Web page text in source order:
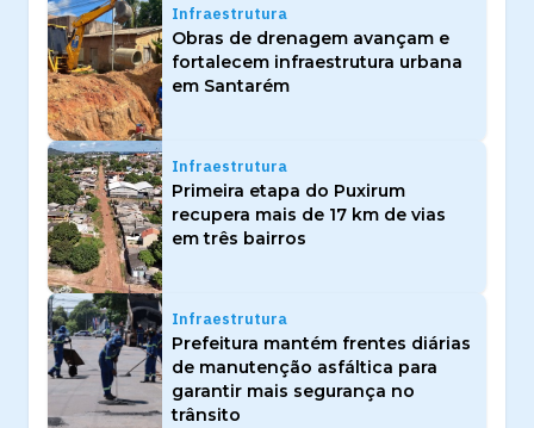
Infraestrutura
Obras de drenagem avançam e
fortalecem infraestrutura urbana
em Santarém
Infraestrutura
Primeira etapa do Puxirum
recupera mais de 17 km de vias
em três bairros
Infraestrutura
Prefeitura mantém frentes diárias
de manutenção asfáltica para
garantir mais segurança no
trânsito